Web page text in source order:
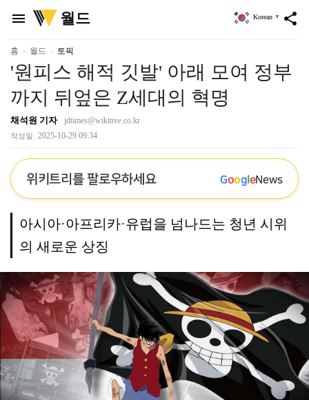
menu
위
키
리
월드 share
Korean ▼
홈 월드 토픽
'원피스 해적 깃발' 아래 모여 정부
까지 뒤엎은 Z세대의 혁명
채석원 기자 jdtimes@wikitree.co.kr
작성일 2025-10-29 09:34
위키트리를 팔로우하세요 GoogleNews
아시아·아프리카·유럽을 넘나드는 청년 시위
의 새로운 상징